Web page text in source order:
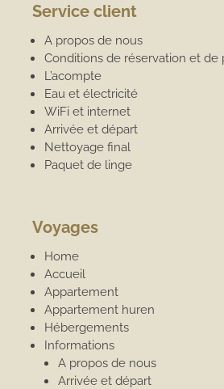
Service client
A propos de nous
Conditions de réservation et de
L’acompte
Eau et électricité
WiFi et internet
Arrivée et départ
Nettoyage final
Paquet de linge
Voyages
Home
Accueil
Appartement
Appartement huren
Hébergements
Informations
A propos de nous
Arrivée et départ